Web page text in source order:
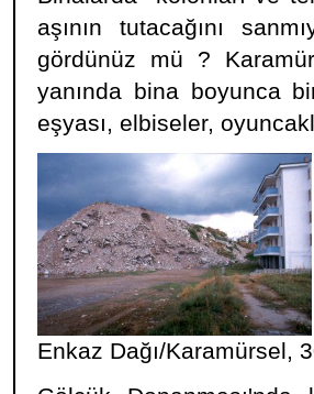
aşının tutacağını
gördünüz mü ?
yanında bina boyunca
eşyası, elbiseler,
Enkaz Dağı/Karamürsel,